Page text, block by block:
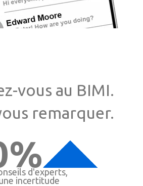
vous au BIMI.
remarquer.
d'experts,
incertitude